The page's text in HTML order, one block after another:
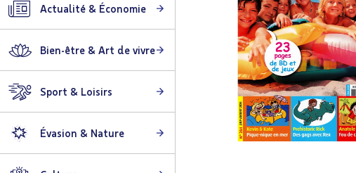
Actualité & Économie
Bien-être & Art de vivre
Sport & Loisirs
Évasion & Nature